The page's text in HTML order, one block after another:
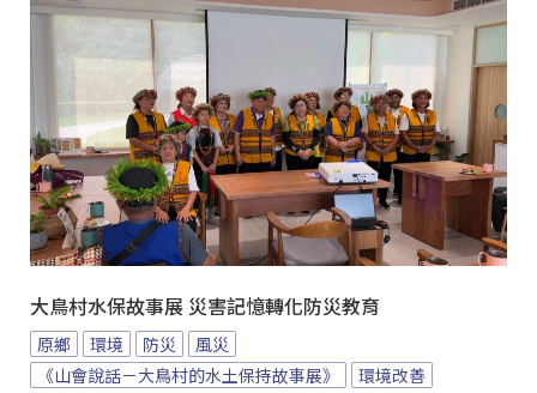
大鳥村水保故事展 災害記憶轉化防災教育
原鄉 環境 防災
風災
《山會說話－大鳥村的水土保持故事展》
環境改善